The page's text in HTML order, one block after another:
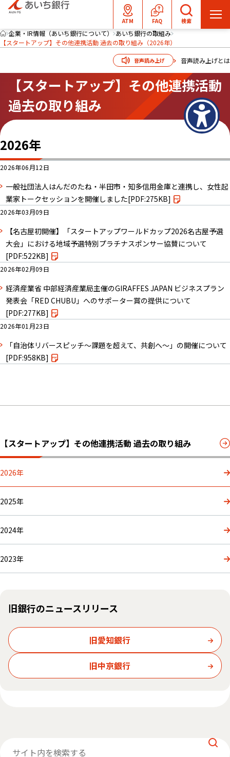
ATM FAQ 検索
メ
ニ
ュ
ー
開
く
企業・IR情報（あいち銀行について）
あいち銀行の取組み
【スタートアップ】その他連携活動 過去の取り組み（2026年）
音声読み上げ 音声読み上げとは
【スタートアップ】その他連携活動
過去の取り組み
2026年
2026年06月12日
一般社団法人はんだのたね・半田市・知多信用金庫と連携し、女性起
業家トークセッションを開催しました[PDF:275KB]
2026年03月09日
【名古屋初開催】「スタートアップワールドカップ2026名古屋予選
大会」における地域予選特別プラチナスポンサー協賛について
[PDF:522KB]
2026年02月09日
経済産業省 中部経済産業局主催のGIRAFFES JAPAN ビジネスプラン
発表会「RED CHUBU」へのサポーター賞の提供について
[PDF:277KB]
2026年01月23日
「自治体リバースピッチ～課題を超えて、共創へ～」の開催について
[PDF:958KB]
【スタートアップ】その他連携活動 過去の取り組み
2026年
2025年
2024年
2023年
旧銀行のニュースリリース
旧愛知銀行
旧中京銀行